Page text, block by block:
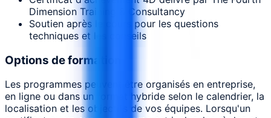
Dimension Training & Consultancy
Soutien après le cours pour les questions
techniques et les conseils
Options de formation
Les programmes peuvent être organisés en entreprise,
en ligne ou dans un format hybride selon le calendrier, la
localisation et les objectifs de vos équipes. Lorsqu'un